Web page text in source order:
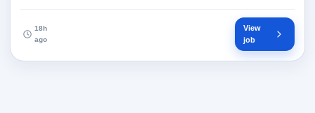
18h
ago
View
job